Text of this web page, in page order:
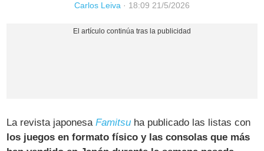
Carlos Leiva · 18:09 21/5/2026
La revista japonesaFamitsu ha publicado las listas con
los juegos en formato físico y las consolas que más